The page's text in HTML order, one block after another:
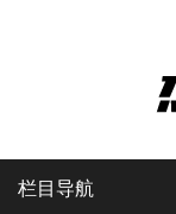
栏目导航